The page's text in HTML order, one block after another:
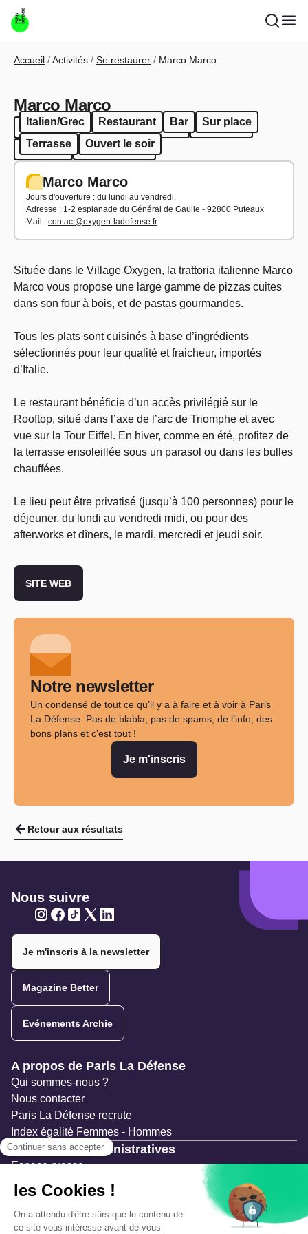
Aller au contenu principal
Fil d'Ariane
Accueil Activités Se restaurer Marco Marco
Marco Marco
Italien/Grec Restaurant Bar
Sur place
Terrasse
Ouvert le soir
Italien/Grec Restaurant Bar
Sur place
Terrasse
Ouvert le soir
Marco Marco
Jours d'ouverture : du lundi au vendredi.
Adresse : 1-2 esplanade du Général de Gaulle - 92800 Puteaux
Mail : contact@oxygen-ladefense.fr
Située dans le Village Oxygen, la trattoria italienne Marco
Marco vous propose une large gamme de pizzas cuites
dans son four à bois, et de pastas gourmandes.
Tous les plats sont cuisinés à base d’ingrédients
sélectionnés pour leur qualité et fraicheur, importés
d’Italie.
Le restaurant bénéficie d’un accès privilégié sur le
Rooftop, situé dans l’axe de l’arc de Triomphe et avec
vue sur la Tour Eiffel. En hiver, comme en été, profitez de
la terrasse ensoleillée sous un parasol ou dans les bulles
chauffées.
Le lieu peut être privatisé (jusqu’à 100 personnes) pour le
déjeuner, du lundi au vendredi midi, ou pour des
afterworks et dîners, le mardi, mercredi et jeudi soir.
SITE WEB
Notre newsletter
Un condensé de tout ce qu’il y a à faire et à voir à Paris
La Défense. Pas de blabla, pas de spams, de l’info, des
bons plans et c’est tout !
Je m'inscris
Retour aux résultats
Nous suivre
Je m'inscris à la newsletter
Magazine Better
Evénements Archie
Navigation secondaire
A propos de Paris La Défense
Qui sommes-nous ?
Nous contacter
Paris La Défense recrute
Index égalité Femmes - Hommes
Ressources administratives
Espace presse
Documentation
Marchés publics
Appels à projets & avis d'attribution
Mesures de publicité